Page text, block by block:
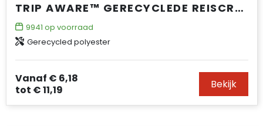
TRIP AWARE™ GERECYCLEDE REISCROSSBODYTAS 1 L
9941 op voorraad
Gerecycled polyester
Vanaf € 6,18
tot € 11,19 Bekijk